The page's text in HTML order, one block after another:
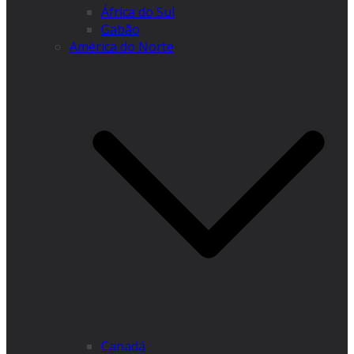
África do Sul
Gabão
América do Norte
Canadá